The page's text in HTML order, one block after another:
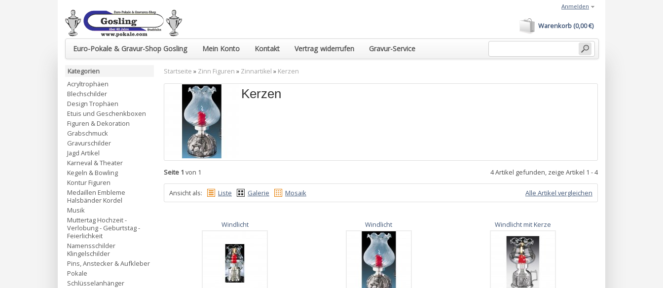
Euro-Pokale & Gravur-Shop Gosling Mein Konto Kontakt Vertrag widerrufen Gravur-Service
Warenkorb (0,00 €)
Anmelden
Startseite » Zinn Figuren » Zinnartikel » Kerzen
Kerzen
Seite 1 von 1 4 Artikel gefunden, zeige Artikel 1 - 4
Ansicht als: Liste Galerie Mosaik Alle Artikel vergleichen
Windlicht Windlicht Windlicht mit Kerze
Kategorien
Acryltrophäen
Blechschilder
Design Trophäen
Etuis und Geschenkboxen
Figuren & Dekoration
Grabschmuck
Gravurschilder
Jagd Artikel
Karneval & Theater
Kegeln & Bowling
Kontur Figuren
Medaillen Embleme
Halsbänder Kordel
Musik
Muttertag Hochzeit -
Verlobung - Geburtstag -
Feierlichkeit
Namensschilder
Klingelschilder
Pins, Anstecker & Aufkleber
Pokale
Schlüsselanhänger